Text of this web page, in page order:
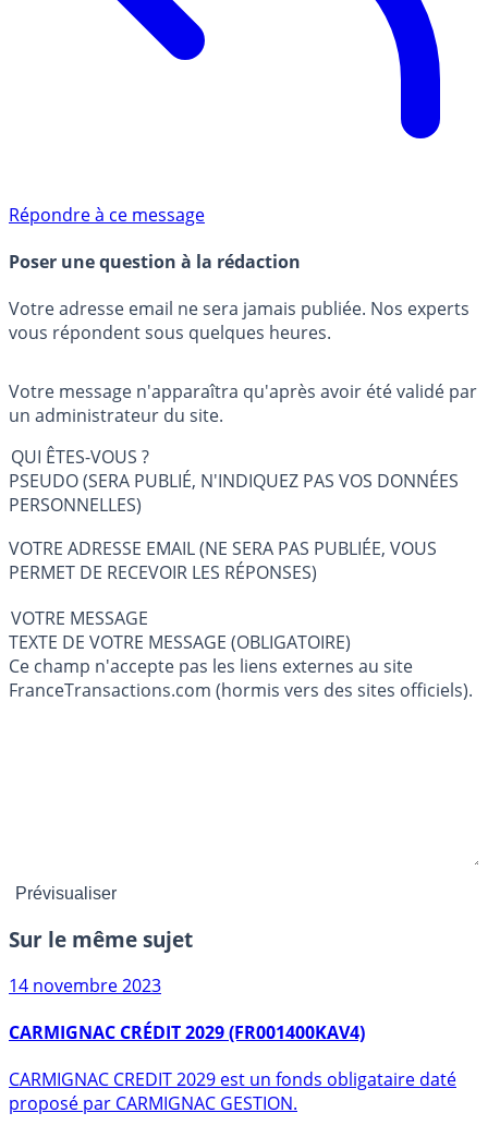
Répondre à ce message
Poser une question à la rédaction
Votre adresse email ne sera jamais publiée. Nos experts
vous répondent sous quelques heures.
Votre message n'apparaîtra qu'après avoir été validé par
un administrateur du site.
QUI ÊTES-VOUS ?
PSEUDO (SERA PUBLIÉ, N'INDIQUEZ PAS VOS DONNÉES
PERSONNELLES)
VOTRE ADRESSE EMAIL (NE SERA PAS PUBLIÉE, VOUS
PERMET DE RECEVOIR LES RÉPONSES)
VOTRE MESSAGE
TEXTE DE VOTRE MESSAGE (OBLIGATOIRE)
Ce champ n'accepte pas les liens externes au site
FranceTransactions.com (hormis vers des sites officiels).
Sur le même sujet
14 novembre 2023
CARMIGNAC CRÉDIT 2029 (FR001400KAV4)